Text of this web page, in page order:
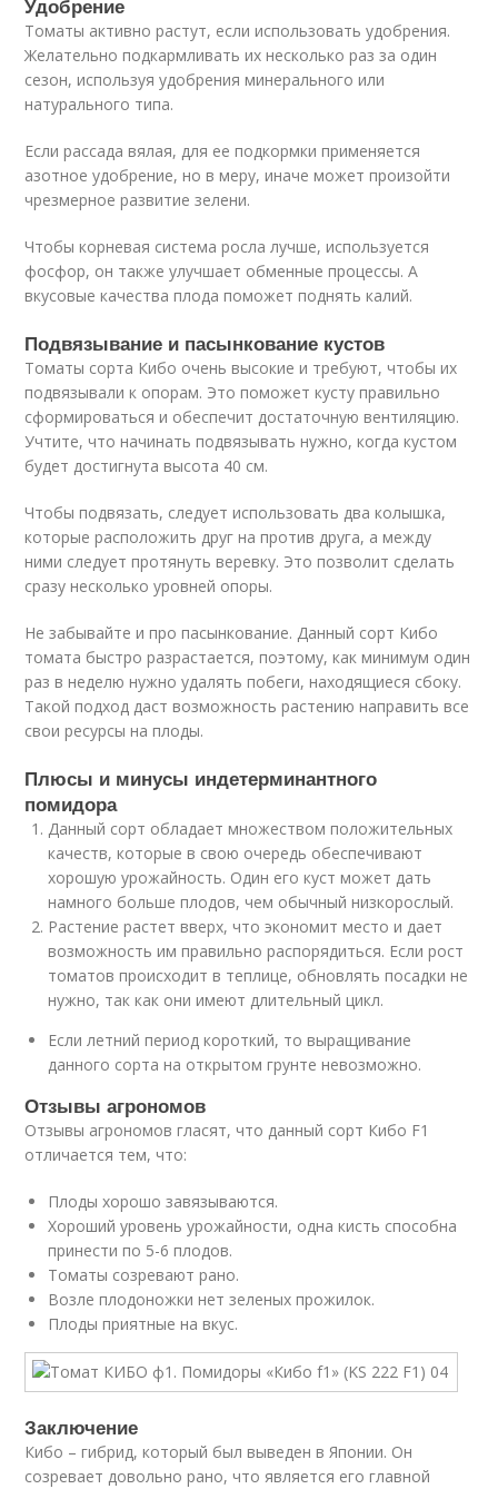
Удобрение
Томаты активно растут, если использовать удобрения.
Желательно подкармливать их несколько раз за один
сезон, используя удобрения минерального или
натурального типа.
Если рассада вялая, для ее подкормки применяется
азотное удобрение, но в меру, иначе может произойти
чрезмерное развитие зелени.
Чтобы корневая система росла лучше, используется
фосфор, он также улучшает обменные процессы. А
вкусовые качества плода поможет поднять калий.
Подвязывание и пасынкование кустов
Томаты сорта Кибо очень высокие и требуют, чтобы их
подвязывали к опорам. Это поможет кусту правильно
сформироваться и обеспечит достаточную вентиляцию.
Учтите, что начинать подвязывать нужно, когда кустом
будет достигнута высота 40 см.
Чтобы подвязать, следует использовать два колышка,
которые расположить друг на против друга, а между
ними следует протянуть веревку. Это позволит сделать
сразу несколько уровней опоры.
Не забывайте и про пасынкование. Данный сорт Кибо
томата быстро разрастается, поэтому, как минимум один
раз в неделю нужно удалять побеги, находящиеся сбоку.
Такой подход даст возможность растению направить все
свои ресурсы на плоды.
Плюсы и минусы индетерминантного
помидора
Данный сорт обладает множеством положительных
качеств, которые в свою очередь обеспечивают
хорошую урожайность. Один его куст может дать
намного больше плодов, чем обычный низкорослый.
Растение растет вверх, что экономит место и дает
возможность им правильно распорядиться. Если рост
томатов происходит в теплице, обновлять посадки не
нужно, так как они имеют длительный цикл.
Если летний период короткий, то выращивание
данного сорта на открытом грунте невозможно.
Отзывы агрономов
Отзывы агрономов гласят, что данный сорт Кибо F1
отличается тем, что:
Плоды хорошо завязываются.
Хороший уровень урожайности, одна кисть способна
принести по 5-6 плодов.
Томаты созревают рано.
Возле плодоножки нет зеленых прожилок.
Плоды приятные на вкус.
Заключение
Кибо – гибрид, который был выведен в Японии. Он
созревает довольно рано, что является его главной